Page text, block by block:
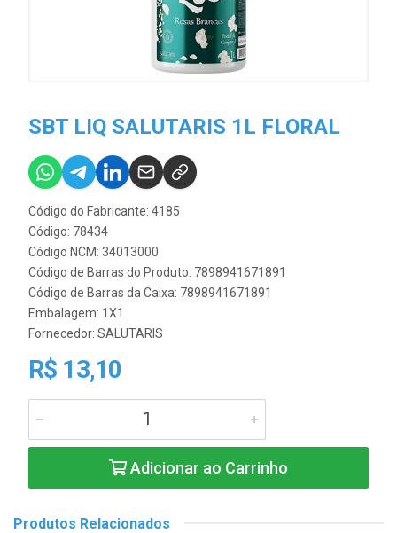
SBT LIQ SALUTARIS 1L FLORAL
Código do Fabricante: 4185
Código: 78434
Código NCM: 34013000
Código de Barras do Produto: 7898941671891
Código de Barras da Caixa: 7898941671891
Embalagem: 1X1
Fornecedor: SALUTARIS
R$ 13,10
Adicionar ao Carrinho
Produtos Relacionados